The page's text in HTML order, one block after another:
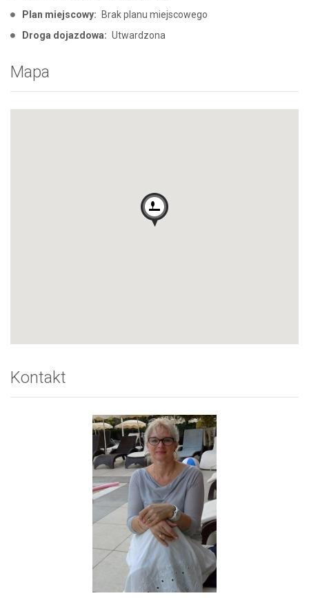
Plan miejscowy: Brak planu miejscowego
Droga dojazdowa: Utwardzona
Mapa
Kontakt